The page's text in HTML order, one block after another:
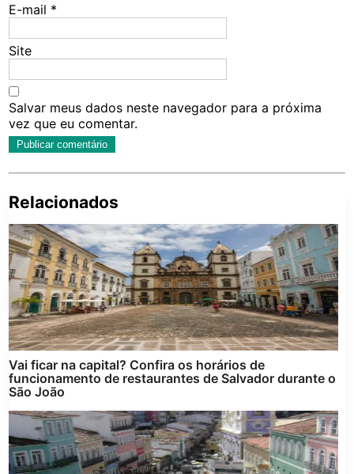
E-mail *
Site
Salvar meus dados neste navegador para a próxima
vez que eu comentar.
Relacionados
Vai ficar na capital? Confira os horários de
funcionamento de restaurantes de Salvador durante o
São João